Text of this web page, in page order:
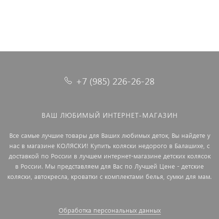
+7 (985) 226-26-28
ВАШ ЛЮБИМЫЙ ИНТЕРНЕТ-МАГАЗИН
Все самые лучшие товары для Ваших любимых деток, Вы найдете у
нас в магазине КОЛЯСКИ! Купить коляски недорого в Балашихе, с
доставкой по России в лучшем интернет-магазине детских колясок
в России. Мы представляем для Вас по Лучшей Цене - детские
коляски, автокресла, кроватки с комплектами белья, сумки для мам.
Обработка персональных данных